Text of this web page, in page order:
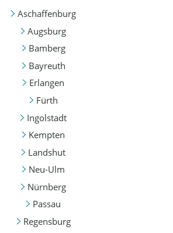
Aschaffenburg
Augsburg
Bamberg
Bayreuth
Erlangen
Fürth
Ingolstadt
Kempten
Landshut
Neu-Ulm
Nürnberg
Passau
Regensburg